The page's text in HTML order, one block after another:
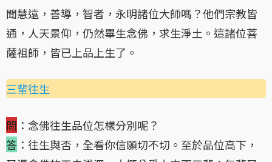
聞慧遠，善導，智者，永明諸位大師嗎？他們宗教皆
通，人天景仰，仍然畢生念佛，求生淨土。這諸位菩
薩祖師，皆已上品上生了。
三輩往生
問 ：念佛往生品位怎樣分別呢？
答 ：往生與否，全看你信願切不切。至於品位高下，